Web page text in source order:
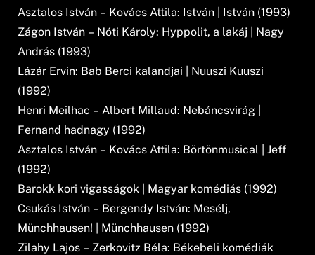
Asztalos István – Kovács Attila: István | István (1993)
Zágon István – Nóti Károly: Hyppolit, a lakáj | Nagy
András (1993)
Lázár Ervin: Bab Berci kalandjai | Nuuszi Kuuszi
(1992)
Henri Meilhac – Albert Millaud: Nebáncsvirág |
Fernand hadnagy (1992)
Asztalos István – Kovács Attila: Börtönmusical | Jeff
(1992)
Barokk kori vigasságok | Magyar komédiás (1992)
Csukás István – Bergendy István: Mesélj,
Münchhausen! | Münchhausen (1992)
Zilahy Lajos – Zerkovitz Béla: Békebeli komédiák